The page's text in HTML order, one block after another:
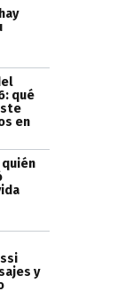
qué
en
quién
y